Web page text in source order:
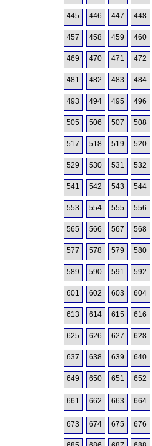
445 446 447 448
457 458 459 460
469 470 471 472
481 482 483 484
493 494 495 496
505 506 507 508
517 518 519 520
529 530 531 532
541 542 543 544
553 554 555 556
565 566 567 568
577 578 579 580
589 590 591 592
601 602 603 604
613 614 615 616
625 626 627 628
637 638 639 640
649 650 651 652
661 662 663 664
673 674 675 676